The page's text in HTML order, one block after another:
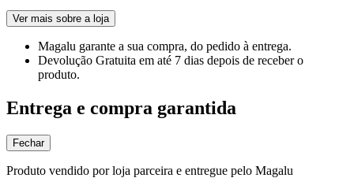
Ver mais sobre a loja
Magalu garante a sua compra, do pedido à entrega.
Devolução Gratuita em até 7 dias depois de receber o
produto.
Entrega e compra garantida
Fechar
Produto vendido por loja parceira e entregue pelo Magalu